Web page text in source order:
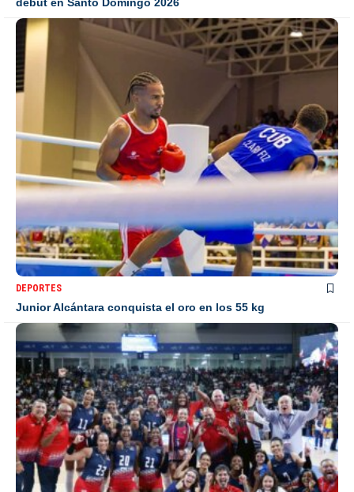
debut en Santo Domingo 2026
DEPORTES
Junior Alcántara conquista el oro en los 55 kg